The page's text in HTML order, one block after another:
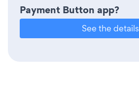
Payment Button app?
See the details